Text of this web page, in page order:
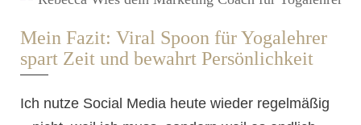
Mein Fazit: Viral Spoon für Yogalehrer
spart Zeit und bewahrt Persönlichkeit
Ich nutze Social Media heute wieder regelmäßig